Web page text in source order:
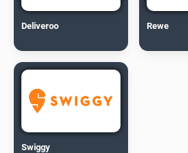
Deliveroo Rewe
Swiggy